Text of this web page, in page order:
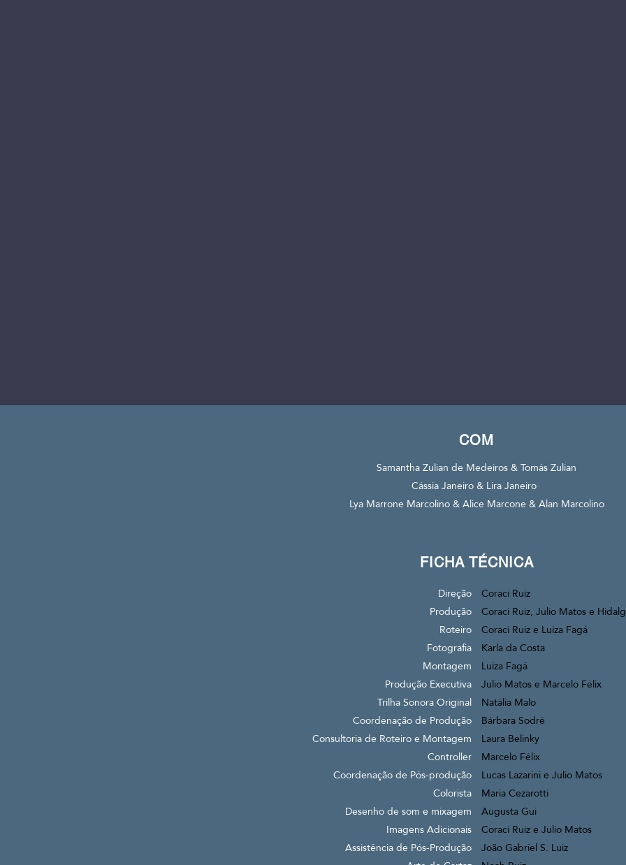
COM
Samantha Zulian de Medeiros & Tomás Zulian
Cássia Janeiro & Lira Janeiro
Lya Marrone Marcolino & Alice Marcone & Alan Marcolino
FICHA TÉCNICA
Direção
Produção
Roteiro
Fotografia
Montagem
Produção Executiva
Trilha Sonora Original
Coordenação de Produção
Consultoria de Roteiro e Montagem
Controller
Coordenação de Pós-produção
Colorista
Desenho de som e mixagem
Imagens Adicionais
Assistência de Pós-Produção
Coraci Ruiz
Coraci Ruiz, Julio Matos e
Coraci Ruiz e Luiza Fagá
Karla da Costa
Luiza Fagá
Julio Matos e Marcelo Félix
Natália Malo
Bárbara Sodré
Laura Belinky
Marcelo Félix
Lucas Lazarini e Julio Matos
Maria Cezarotti
Augusta Gui
Coraci Ruiz e Julio Matos
João Gabriel S. Luiz